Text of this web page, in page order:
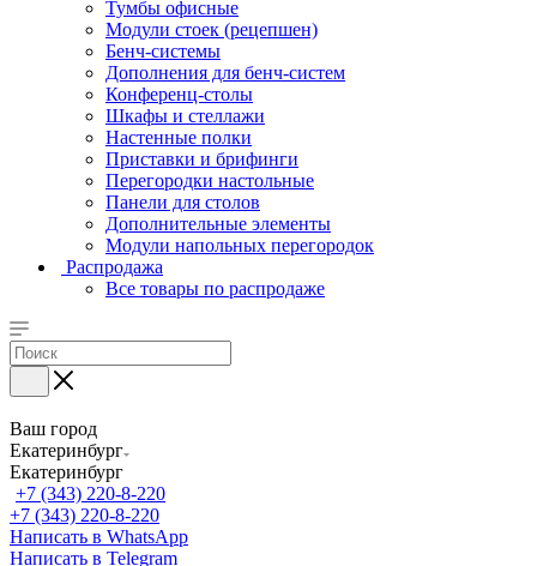
Тумбы офисные
Модули стоек (рецепшен)
Бенч-системы
Дополнения для бенч-систем
Конференц-столы
Шкафы и стеллажи
Настенные полки
Приставки и брифинги
Перегородки настольные
Панели для столов
Дополнительные элементы
Модули напольных перегородок
Распродажа
Все товары по распродаже
Ваш город
Екатеринбург
Екатеринбург
+7 (343) 220-8-220
+7 (343) 220-8-220
Написать в WhatsApp
Написать в Telegram